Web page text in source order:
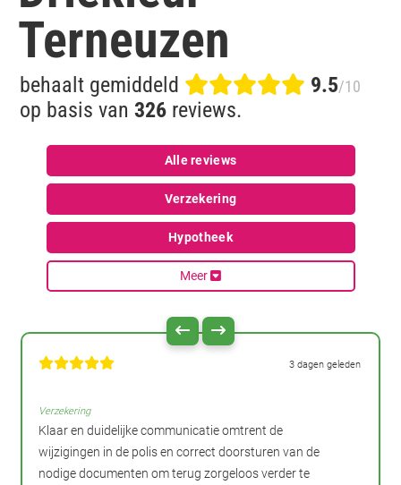
Terneuzen
behaalt gemiddeld 9.5/10
op basis van 326 reviews.
Alle reviews
Verzekering
Hypotheek
Meer
3 dagen geleden
Verzekering
Klaar en duidelijke communicatie omtrent de
wijzigingen in de polis en correct doorsturen van de
nodige documenten om terug zorgeloos verder te